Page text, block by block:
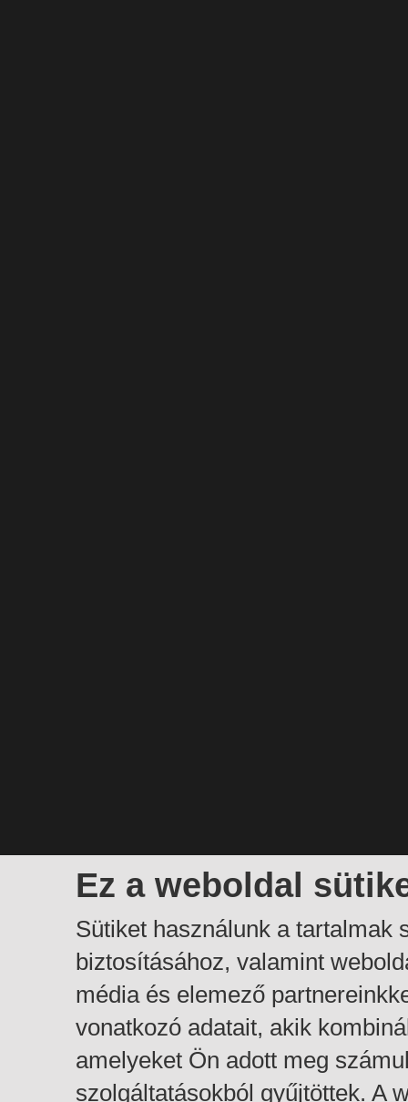
Ez a weboldal
Sütiket használunk a tartalmak
biztosításához, valamint
média és elemező
vonatkozó adatait, akik
amelyeket Ön adott meg
szolgáltatásokból gyűjtöttek. A